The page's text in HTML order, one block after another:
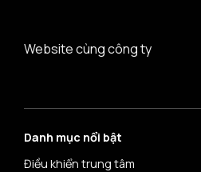
Website cùng công ty
Danh mục nổi bật
Điều khiển trung tâm